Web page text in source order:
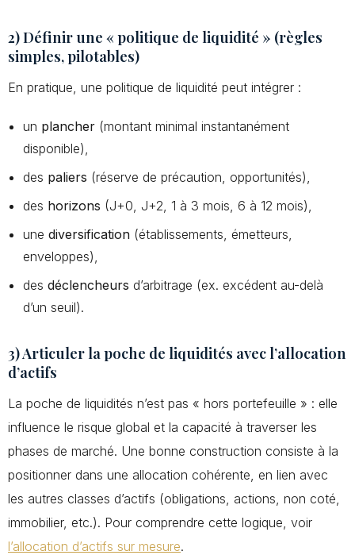
2) Définir une « politique de liquidité » (règles
simples, pilotables)
En pratique, une politique de liquidité peut intégrer :
un plancher (montant minimal instantanément
disponible),
des paliers (réserve de précaution, opportunités),
des horizons (J+0, J+2, 1 à 3 mois, 6 à 12 mois),
unediversification (établissements, émetteurs,
enveloppes),
desdéclencheurs d’arbitrage (ex. excédent au-delà
d’un seuil).
3) Articuler la poche de liquidités avec l’allocation
d’actifs
La poche de liquidités n’est pas « hors portefeuille » : elle
influence le risque global et la capacité à traverser les
phases de marché. Une bonne construction consiste à la
positionner dans une allocation cohérente, en lien avec
les autres classes d’actifs (obligations, actions, non coté,
immobilier, etc.). Pour comprendre cette logique, voir
l’allocation d’actifs sur mesure.